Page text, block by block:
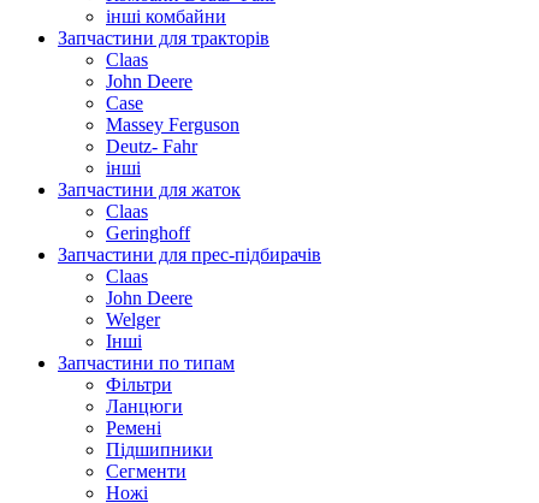
інші комбайни
Запчастини для тракторів
Claas
John Deere
Case
Massey Ferguson
Deutz- Fahr
інші
Запчастини для жаток
Claas
Geringhoff
Запчастини для прес-підбирачів
Claas
John Deere
Welger
Інші
Запчастини по типам
Фільтри
Ланцюги
Ремені
Підшипники
Сегменти
Ножі